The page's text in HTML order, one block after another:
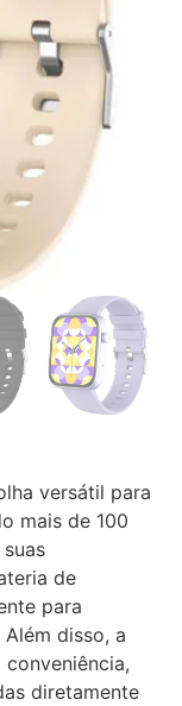
versátil para
mais de 100
de
para
disso, a
diretamente